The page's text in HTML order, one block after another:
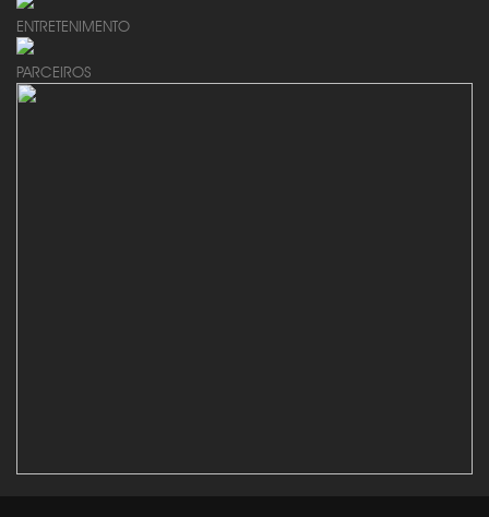
ENTRETENIMENTO
PARCEIROS